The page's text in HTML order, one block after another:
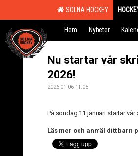
SOLNA HOCKEY
Hem Nyheter
Nu startar vår
2026!
2026-01-06 11:05
På söndag 11 januari startar
Läs mer och anmäl ditt barn